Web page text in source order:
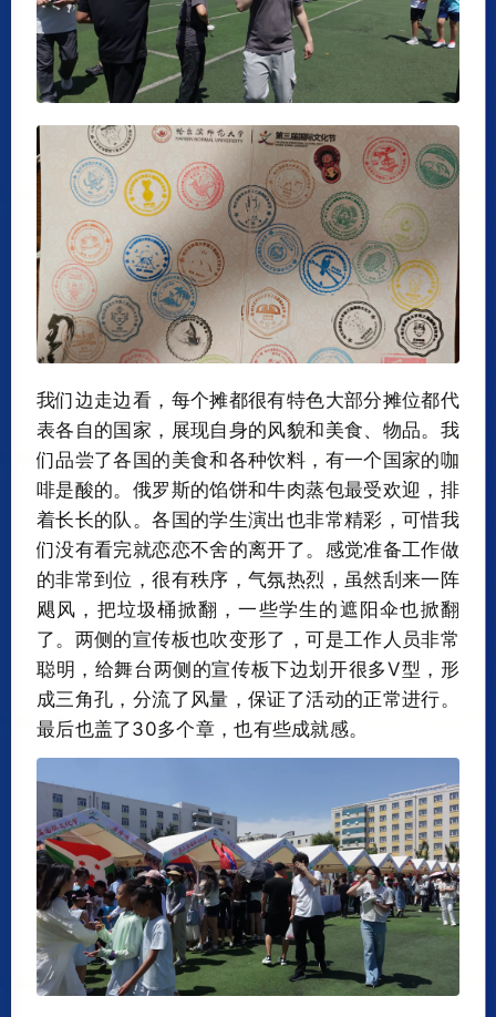
我们边走边看，每个摊都很有特色大部分摊位都代
表各自的国家，展现自身的风貌和美食、物品。我
们品尝了各国的美食和各种饮料，有一个国家的咖
啡是酸的。俄罗斯的馅饼和牛肉蒸包最受欢迎，排
着长长的队。各国的学生演出也非常精彩，可惜我
们没有看完就恋恋不舍的离开了。感觉准备工作做
的非常到位，很有秩序，气氛热烈，虽然刮来一阵
飓风，把垃圾桶掀翻，一些学生的遮阳伞也掀翻
了。两侧的宣传板也吹变形了，可是工作人员非常
聪明，给舞台两侧的宣传板下边划开很多V型，形
成三角孔，分流了风量，保证了活动的正常进行。
最后也盖了30多个章，也有些成就感。